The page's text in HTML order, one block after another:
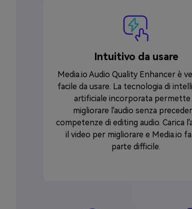
Intuitivo da usare
Media.io Audio Quality Enhancer è
facile da usare. La tecnologia di
artificiale incorporata permette
migliorare l'audio senza
competenze di editing audio. Carica
il video per migliorare e Media.io
parte difficile.